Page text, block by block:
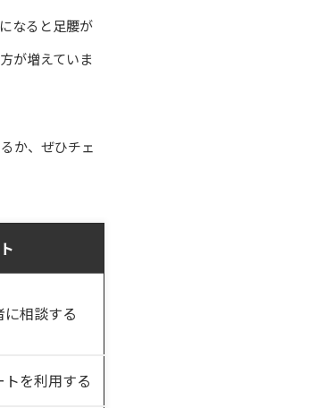
なると足腰が
が増えていま
か、ぜひチェ
相談する
を利用する